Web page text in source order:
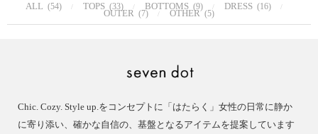
ALL (54) TOPS (33) BOTTOMS (9) DRESS (16)
OUTER (7) OTHER (5)
Chic. Cozy. Style up.をコンセプトに「はたらく」女性の日常に静か
に寄り添い、確かな自信の、基盤となるアイテムを提案しています